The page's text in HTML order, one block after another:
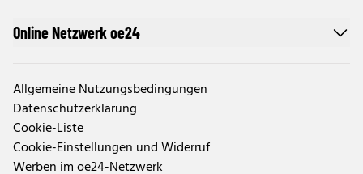
Online Netzwerk oe24
Allgemeine Nutzungsbedingungen
Datenschutzerklärung
Cookie-Liste
Cookie-Einstellungen und Widerruf
Werben im oe24-Netzwerk